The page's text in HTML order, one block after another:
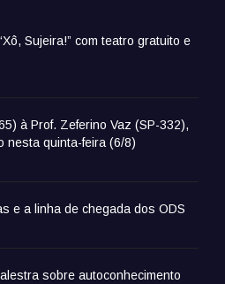
Sujeira!” com teatro gratuito e
à Prof. Zeferino Vaz (SP-332),
nesta quinta-feira (6/8)
e a linha de chegada dos ODS
sobre autoconhecimento